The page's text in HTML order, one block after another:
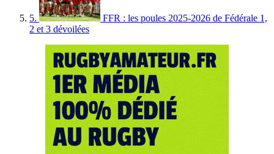
5.
FFR : les poules 2025-2026 de Fédérale 1,
2 et 3 dévoilées